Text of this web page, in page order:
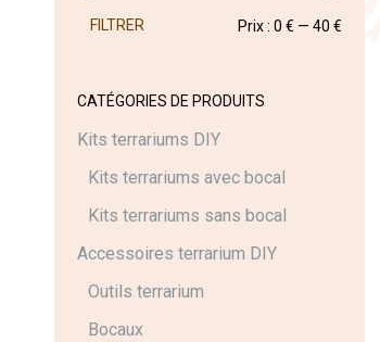
FILTRER Prix : 0 € — 40 €
CATÉGORIES DE PRODUITS
Kits terrariums DIY
Kits terrariums avec bocal
Kits terrariums sans bocal
Accessoires terrarium DIY
Outils terrarium
Bocaux